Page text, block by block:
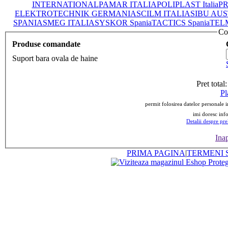
INTERNATIONALPAMAR ITALIAPOLIPLAST Italia
ELEKTROTECHNIK GERMANIASCILM ITALIASIBU
SPANIASMEG ITALIASYSKOR SpaniaTACTICS Spania
Produse comandate
Suport bara ovala de haine
Pret
permit folosirea datelor personale
imi doresc
Detalii despre
PRIMA PAGINA|TERMENI